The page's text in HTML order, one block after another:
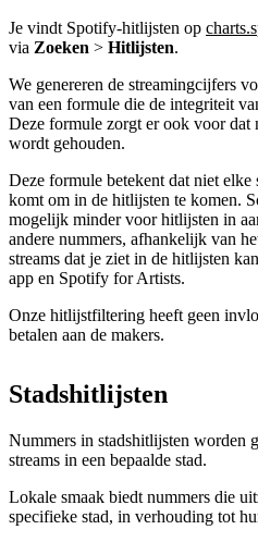
Je vindt Spotify-hitlijsten op
via Zoeken > Hitlijsten.
We genereren de streamingcijfers
van een formule die de integriteit
Deze formule zorgt er ook voor dat
wordt gehouden.
Deze formule betekent dat niet
komt om in de hitlijsten te komen.
mogelijk minder voor hitlijsten in
andere nummers, afhankelijk van
streams dat je ziet in de hitlijsten
app en Spotify for Artists.
Onze hitlijstfiltering heeft geen
betalen aan de makers.
Stadshitlijsten
Nummers in stadshitlijsten worden
streams in een bepaalde stad.
Lokale smaak biedt nummers die
specifieke stad, in verhouding tot